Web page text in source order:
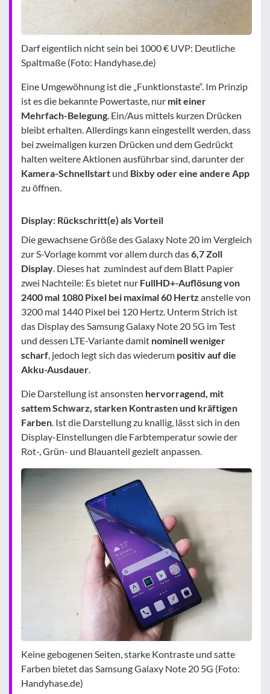
Darf eigentlich nicht sein bei 1000 € UVP: Deutliche
Spaltmaße (Foto: Handyhase.de)
Eine Umgewöhnung ist die „Funktionstaste“. Im Prinzip
ist es die bekannte Powertaste, nur mit einer
Mehrfach-Belegung. Ein/Aus mittels kurzen Drücken
bleibt erhalten. Allerdings kann eingestellt werden, dass
bei zweimaligen kurzen Drücken und dem Gedrückt
halten weitere Aktionen ausführbar sind, darunter der
Kamera-Schnellstart und Bixby oder eine andere App
zu öffnen.
Display: Rückschritt(e) als Vorteil
Die gewachsene Größe des Galaxy Note 20 im Vergleich
zur S-Vorlage kommt vor allem durch das6,7 Zoll
Display. Dieses hat zumindest auf dem Blatt Papier
zwei Nachteile: Es bietet nur FullHD+-Auflösung von
2400 mal 1080 Pixel bei maximal 60 Hertz anstelle von
3200 mal 1440 Pixel bei 120 Hertz. Unterm Strich ist
das Display des Samsung Galaxy Note 20 5G im Test
und dessen LTE-Variante damit nominell weniger
scharf, jedoch legt sich das wiederum positiv auf die
Akku-Ausdauer.
Die Darstellung ist ansonsten hervorragend, mit
sattem Schwarz, starken Kontrasten und kräftigen
Farben. Ist die Darstellung zu knallig, lässt sich in den
Display-Einstellungen die Farbtemperatur sowie der
Rot-, Grün- und Blauanteil gezielt anpassen.
Keine gebogenen Seiten, starke Kontraste und satte
Farben bietet das Samsung Galaxy Note 20 5G (Foto:
Handyhase.de)